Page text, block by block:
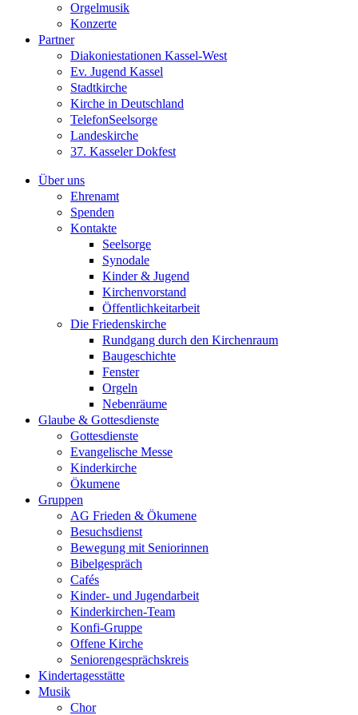
Orgelmusik
Konzerte
Partner
Diakoniestationen Kassel-West
Ev. Jugend Kassel
Stadtkirche
Kirche in Deutschland
TelefonSeelsorge
Landeskirche
37. Kasseler Dokfest
Über uns
Ehrenamt
Spenden
Kontakte
Seelsorge
Synodale
Kinder & Jugend
Kirchenvorstand
Öffentlichkeitarbeit
Die Friedenskirche
Rundgang durch den Kirchenraum
Baugeschichte
Fenster
Orgeln
Nebenräume
Glaube & Gottesdienste
Gottesdienste
Evangelische Messe
Kinderkirche
Ökumene
Gruppen
AG Frieden & Ökumene
Besuchsdienst
Bewegung mit Seniorinnen
Bibelgespräch
Cafés
Kinder- und Jugendarbeit
Kinderkirchen-Team
Konfi-Gruppe
Offene Kirche
Seniorengesprächskreis
Kindertagesstätte
Musik
Chor